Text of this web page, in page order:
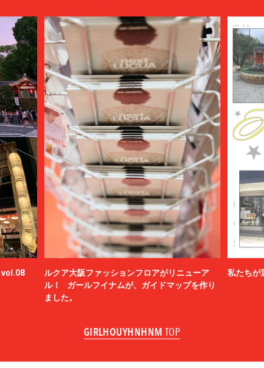
vol.08
ルクア大阪ファッションフロアがリニューア
ル！ ガールフイナムが、ガイドマップを作り
ました。
私たちが
GIRLHOUYHNHNM TOP